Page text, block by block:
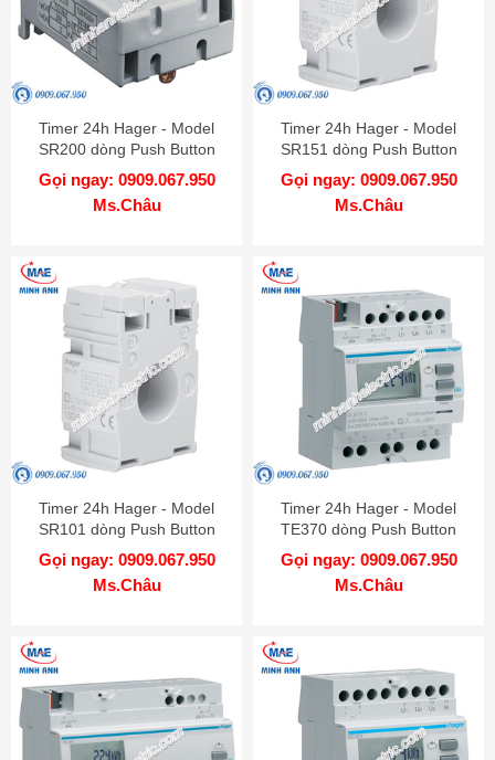
Timer 24h Hager - Model
SR200 dòng Push Button
Gọi ngay: 0909.067.950
Ms.Châu
Timer 24h Hager - Model
SR151 dòng Push Button
Gọi ngay: 0909.067.950
Ms.Châu
Timer 24h Hager - Model
SR101 dòng Push Button
Gọi ngay: 0909.067.950
Ms.Châu
Timer 24h Hager - Model
TE370 dòng Push Button
Gọi ngay: 0909.067.950
Ms.Châu